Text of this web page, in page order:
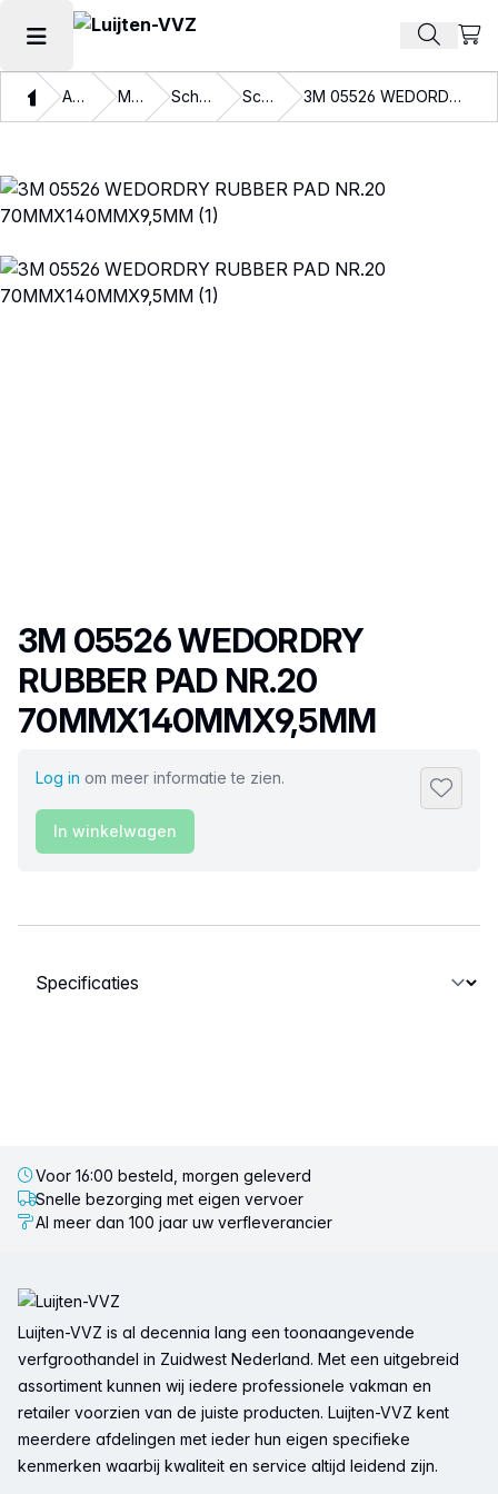
Hoofdmenu openen Zoek
ThuisAssortiment Materialen Schuurmaterialen Schuurrubber 3M 05526 WEDORDRY RUBBER PAD NR.20 70MMX140MMX9,5MM
Productnaam
3M 05526 WEDORDRY
RUBBER PAD NR.20
70MMX140MMX9,5MM
Log in om meer informatie te zien.
In winkelwagen
Selecteer een tabblad
Voor 16:00 besteld, morgen geleverd
Snelle bezorging met eigen vervoer
Al meer dan 100 jaar uw verfleverancier
Luijten-VVZ is al decennia lang een toonaangevende
verfgroothandel in Zuidwest Nederland. Met een uitgebreid
assortiment kunnen wij iedere professionele vakman en
retailer voorzien van de juiste producten. Luijten-VVZ kent
meerdere afdelingen met ieder hun eigen specifieke
kenmerken waarbij kwaliteit en service altijd leidend zijn.